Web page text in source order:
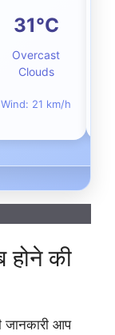
31°C
Overcast
Clouds
Wind: 21 km/h
होने की
जानकारी आप